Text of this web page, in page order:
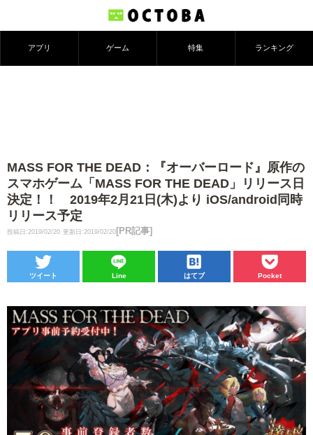
アプリ ゲーム 特集 ランキング
MASS FOR THE DEAD：『オーバーロード』原作の
スマホゲーム「MASS FOR THE DEAD」リリース日
決定！！ 2019年2月21日(木)より iOS/android同時
リリース予定
投稿日:2019/02/20 更新日:2019/02/20 [PR記事]
ツイート Line はてブ Pocket